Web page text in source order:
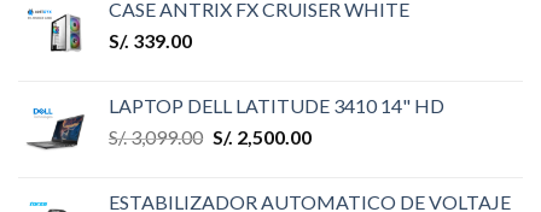
CASE ANTRIX FX CRUISER WHITE
S/. 339.00
LAPTOP DELL LATITUDE 3410 14" HD
S/.3,099.00 S/. 2,500.00
ESTABILIZADOR AUTOMATICO DE VOLTAJE